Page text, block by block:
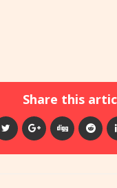
Share this